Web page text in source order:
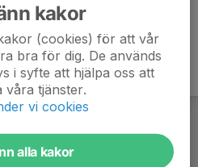
kakor
(cookies) för att vår
bra för dig. De används
i syfte att hjälpa oss att
våra tjänster.
vi cookies
alla kakor